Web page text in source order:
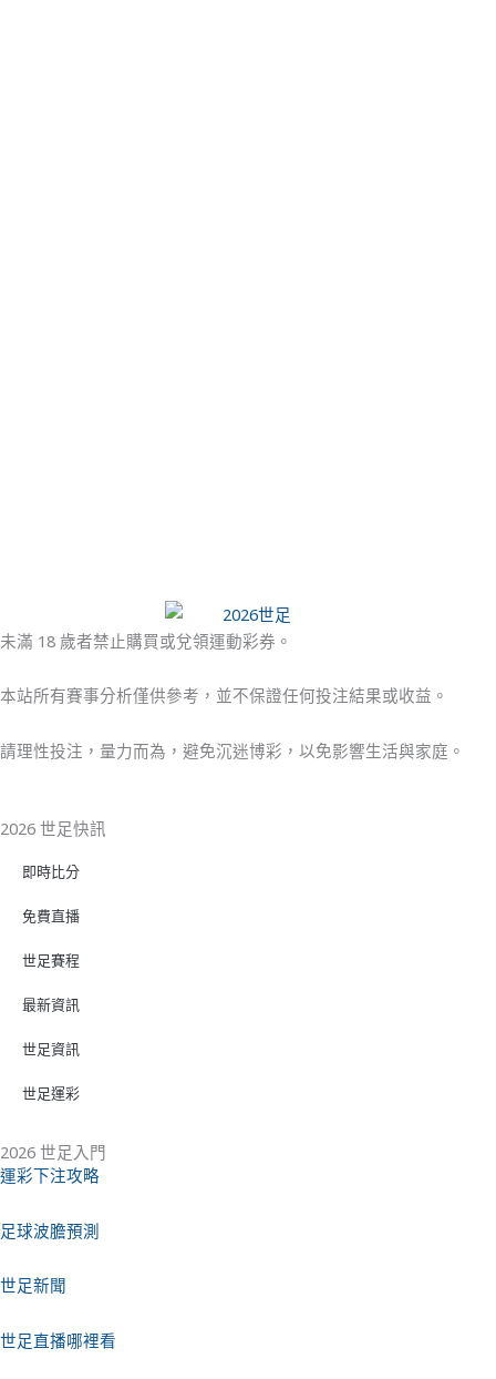
未滿 18 歲者禁止購買或兌領運動彩券。
本站所有賽事分析僅供參考，並不保證任何投注結果或收益。
請理性投注，量力而為，避免沉迷博彩，以免影響生活與家庭。
2026 世足快訊
即時比分
免費直播
世足賽程
最新資訊
世足資訊
世足運彩
2026 世足入門
運彩下注攻略
足球波膽預測
世足新聞
世足直播哪裡看